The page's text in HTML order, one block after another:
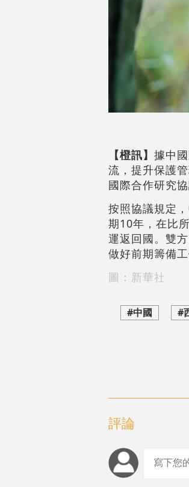
【橙訊】 據中
流，提升保護
國際合作研究協
按照協議規定
期10年，在比
運返回國。雙
做好前期籌備
圖：新華社
#中國 #
評論